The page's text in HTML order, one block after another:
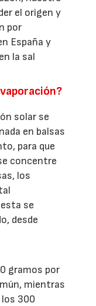
el origen y
por
España y
la sal
solar se
en balsas
para que
concentre
los
se
desde
gramos por
mientras
300